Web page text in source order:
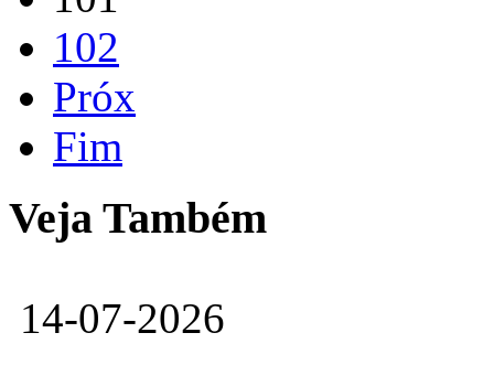
102
Próx
Fim
Veja Também
14-07-2026